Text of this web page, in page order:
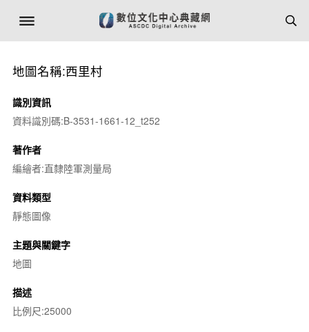
地圖名稱:西里村
識別資訊
資料識別碼:B-3531-1661-12_t252
著作者
編繪者:直隸陸軍測量局
資料類型
靜態圖像
主題與關鍵字
地圖
描述
比例尺:25000